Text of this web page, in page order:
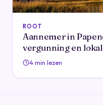
ROOT
Aannemer in
vergunning en
4 min lezen